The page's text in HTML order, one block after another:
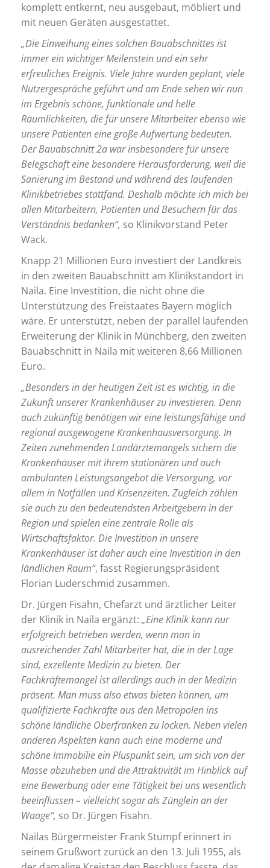
komplett entkernt, neu ausgebaut, möbliert und
mit neuen Geräten ausgestattet.
„Die Einweihung eines solchen Bauabschnittes ist
immer ein wichtiger Meilenstein und ein sehr
erfreuliches Ereignis. Viele Jahre wurden geplant, viele
Nutzergespräche geführt und am Ende sehen wir nun
im Ergebnis schöne, funktionale und helle
Räumlichkeiten, die für unsere Mitarbeiter ebenso wie
unsere Patienten eine große Aufwertung bedeuten.
Der Bauabschnitt 2a war insbesondere für unsere
Belegschaft eine besondere Herausforderung, weil die
Sanierung im Bestand und während des laufenden
Klinikbetriebes stattfand. Deshalb möchte ich mich bei
allen Mitarbeitern, Patienten und Besuchern für das
Verständnis bedanken“, so Klinikvorstand Peter
Wack.
Knapp 21 Millionen Euro investiert der Landkreis
in den zweiten Bauabschnitt am Klinikstandort in
Naila. Eine Investition, die nicht ohne die
Unterstützung des Freistaates Bayern möglich
wäre. Er unterstützt, neben der parallel laufenden
Erweiterung der Klinik in Münchberg, den zweiten
Bauabschnitt in Naila mit weiteren 8,66 Millionen
Euro.
„Besonders in der heutigen Zeit ist es wichtig, in die
Zukunft unserer Krankenhäuser zu investieren. Denn
auch zukünftig benötigen wir eine leistungsfähige und
regional ausgewogene Krankenhausversorgung. In
Zeiten zunehmenden Landärztemangels sichern die
Krankenhäuser mit ihrem stationären und auch
ambulanten Leistungsangebot die Versorgung, vor
allem in Notfällen und Krisenzeiten. Zugleich zählen
sie auch zu den bedeutendsten Arbeitgebern in der
Region und spielen eine zentrale Rolle als
Wirtschaftsfaktor. Die Investition in unsere
Krankenhäuser ist daher auch eine Investition in den
ländlichen Raum“, fasst Regierungspräsident
Florian Luderschmid zusammen.
Dr. Jürgen Fisahn, Chefarzt und ärztlicher Leiter
der Klinik in Naila ergänzt: „Eine Klinik kann nur
erfolgreich betrieben werden, wenn man in
ausreichender Zahl Mitarbeiter hat, die in der Lage
sind, exzellente Medizin zu bieten. Der
Fachkräftemangel ist allerdings auch in der Medizin
präsent. Man muss also etwas bieten können, um
qualifizierte Fachkräfte aus den Metropolen ins
schöne ländliche Oberfranken zu locken. Neben vielen
anderen Aspekten kann auch eine moderne und
schöne Immobilie ein Pluspunkt sein, um sich von der
Masse abzuheben und die Attraktivität im Hinblick auf
eine Bewerbung oder eine Tätigkeit bei uns wesentlich
beeinflussen – vielleicht sogar als Zünglein an der
Waage“, so Dr. Jürgen Fisahn.
Nailas Bürgermeister Frank Stumpf erinnert in
seinem Grußwort zurück an den 13. Juli 1955, als